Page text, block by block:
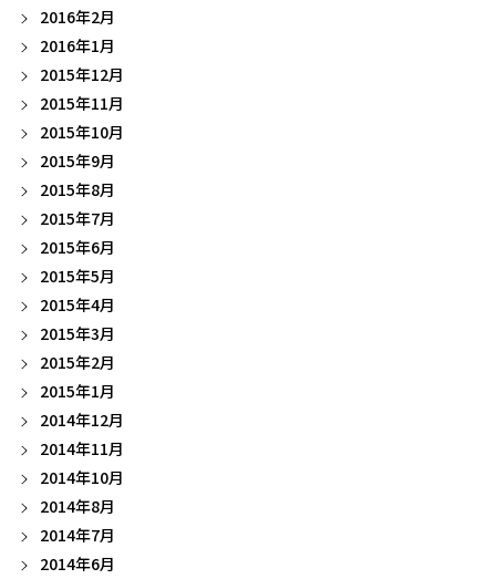
2016年2月
2016年1月
2015年12月
2015年11月
2015年10月
2015年9月
2015年8月
2015年7月
2015年6月
2015年5月
2015年4月
2015年3月
2015年2月
2015年1月
2014年12月
2014年11月
2014年10月
2014年8月
2014年7月
2014年6月